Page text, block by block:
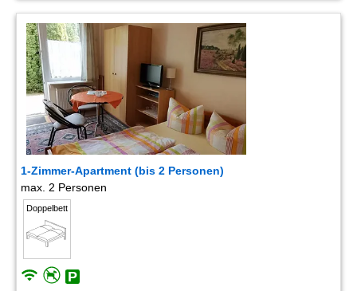
1-Zimmer-Apartment (bis 2 Personen)
max. 2 Personen
Doppelbett